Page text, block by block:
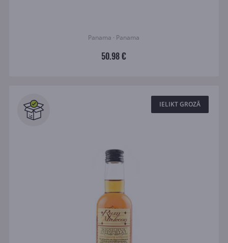
Panama · Panama
50.98 €
IELIKT GROZĀ